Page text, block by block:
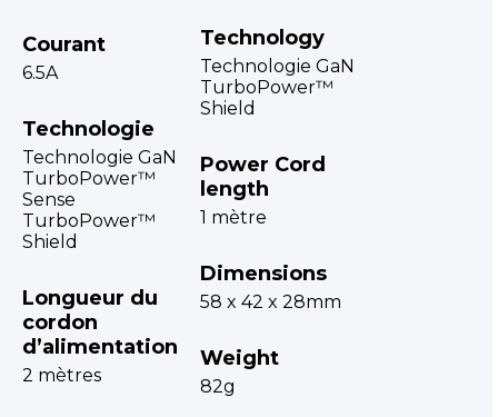
Courant
6.5A
Technologie
Technologie GaN
TurboPower™
Sense
TurboPower™
Shield
Longueur du
cordon
d’alimentation
2 mètres
Technology
Technologie GaN
TurboPower™
Shield
Power Cord
length
1 mètre
Dimensions
58 x 42 x 28mm
Weight
82g